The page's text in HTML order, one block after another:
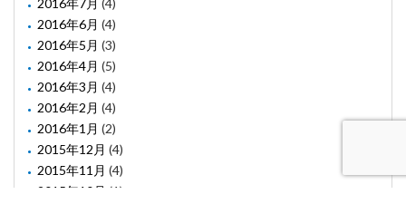
2016年6月 (4)
2016年5月 (3)
2016年4月 (5)
2016年3月 (4)
2016年2月 (4)
2016年1月 (2)
2015年12月 (4)
2015年11月 (4)
2015年10月 (1)